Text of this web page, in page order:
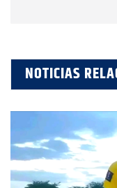
NOTICIAS